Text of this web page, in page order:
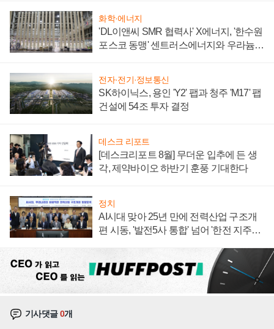
화학·에너지
'DL이앤씨 SMR 협력사' X에너지, '한수원
포스코 동맹' 센트러스에너지와 우라늄
전자·전기·정보통신
SK하이닉스, 용인 'Y2' 팹과 청주 'M17' 팹
건설에 54조 투자 결정
데스크 리포트
[데스크리포트 8월] 무더운 입추에 든 생
각, 제약바이오 하반기 훈풍 기대한다
정치
AI시대 맞아 25년 만에 전력산업 구조개
편 시동, '발전5사 통합' 넘어 '한전 지주사'
기사댓글0개